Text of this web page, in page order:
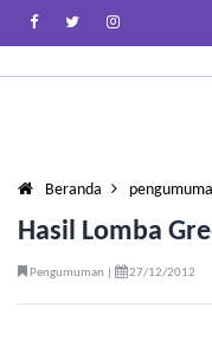
Beranda
Hasil Lomba
Pengumuman | 27/12/2012